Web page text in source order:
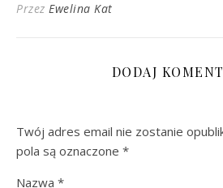
Przez Ewelina Kat
DODAJ
Twój adres email nie zostanie
pola są oznaczone *
Nazwa *